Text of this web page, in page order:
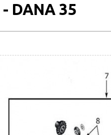
- DANA 35